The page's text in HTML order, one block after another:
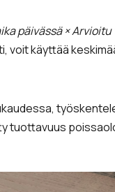
päivässä ×
käyttää